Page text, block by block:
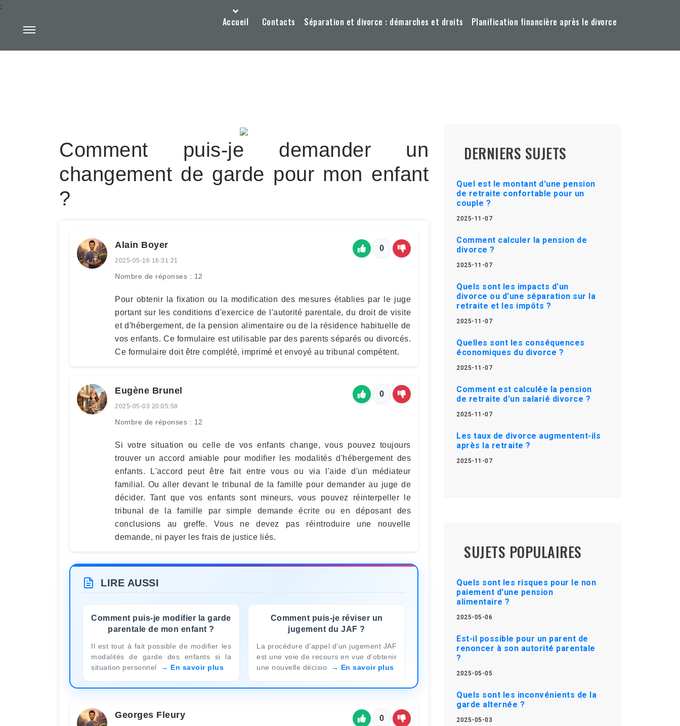
Accueil Contacts Séparation et divorce : démarches et droits Planification financière après le divorce
:
Comment puis-je demander un
changement de garde pour mon enfant
?
Alain Boyer
2025-05-16 16:31:21
Nombre de réponses : 12
0
Pour obtenir la fixation ou la modification des mesures établies par le juge
portant sur les conditions d'exercice de l'autorité parentale, du droit de visite
et d'hébergement, de la pension alimentaire ou de la résidence habituelle de
vos enfants. Ce formulaire est utilisable par des parents séparés ou divorcés.
Ce formulaire doit être complété, imprimé et envoyé au tribunal compétent.
Eugène Brunel
2025-05-03 20:05:58
Nombre de réponses : 12
0
Si votre situation ou celle de vos enfants change, vous pouvez toujours
trouver un accord amiable pour modifier les modalités d'hébergement des
enfants. L'accord peut être fait entre vous ou via l'aide d'un médiateur
familial. Ou aller devant le tribunal de la famille pour demander au juge de
décider. Tant que vos enfants sont mineurs, vous pouvez réinterpeller le
tribunal de la famille par simple demande écrite ou en déposant des
conclusions au greffe. Vous ne devez pas réintroduire une nouvelle
demande, ni payer les frais de justice liés.
LIRE AUSSI
Comment puis-je modifier la garde
parentale de mon enfant ?
Il est tout à fait possible de modifier les
modalités de garde des enfants si la
situation personnel
En savoir plus
Comment puis-je réviser un
jugement du JAF ?
La procédure d’appel d’un jugement JAF
est une voie de recours en vue d’obtenir
une nouvelle décisio
En savoir plus
Georges Fleury 0
DERNIERS SUJETS
Quel est le montant d'une pension
de retraite confortable pour un
couple ?
2025-11-07
Comment calculer la pension de
divorce ?
2025-11-07
Quels sont les impacts d'un
divorce ou d'une séparation sur la
retraite et les impôts ?
2025-11-07
Quelles sont les conséquences
économiques du divorce ?
2025-11-07
Comment est calculée la pension
de retraite d'un salarié divorce ?
2025-11-07
Les taux de divorce augmentent-ils
après la retraite ?
2025-11-07
SUJETS POPULAIRES
Quels sont les risques pour le non
paiement d'une pension
alimentaire ?
2025-05-06
Est-il possible pour un parent de
renoncer à son autorité parentale
?
2025-05-05
Quels sont les inconvénients de la
garde alternée ?
2025-05-03